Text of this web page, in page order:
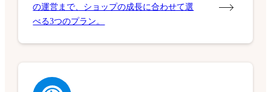
の運営まで、ショップの成長に合わせて選
べる3つのプラン。